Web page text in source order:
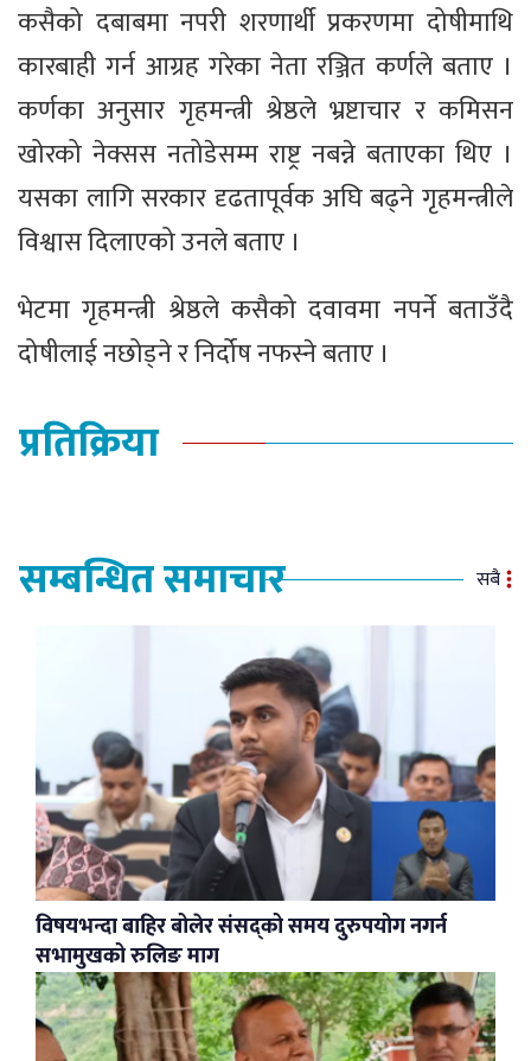
कसैको दबाबमा नपरी शरणार्थी प्रकरणमा दोषीमाथि
कारबाही गर्न आग्रह गरेका नेता रञ्जित कर्णले बताए ।
कर्णका अनुसार गृहमन्त्री श्रेष्ठले भ्रष्टाचार र कमिसन
खोरको नेक्सस नतोडेसम्म राष्ट्र नबन्ने बताएका थिए ।
यसका लागि सरकार दृढतापूर्वक अघि बढ्ने गृहमन्त्रीले
विश्वास दिलाएको उनले बताए ।
भेटमा गृहमन्त्री श्रेष्ठले कसैको दवावमा नपर्ने बताउँदै
दोषीलाई नछोड्ने र निर्दोष नफस्ने बताए ।
प्रतिक्रिया
सम्बन्धित समाचार सबै
विषयभन्दा बाहिर बोलेर संसद्को समय दुरुपयोग नगर्न
सभामुखको रुलिङ माग